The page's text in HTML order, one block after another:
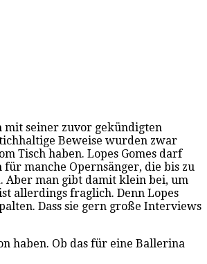
mit seiner zuvor gekündigten
Beweise wurden zwar
Tisch haben. Lopes Gomes darf
manche Opernsänger, die bis zu
Aber man gibt damit klein bei, um
allerdings fraglich. Denn Lopes
Dass sie gern große Interviews
haben. Ob das für eine Ballerina